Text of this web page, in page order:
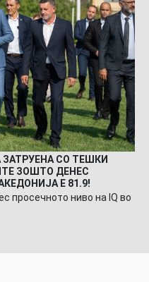
СО ТЕШКИ
ЗОШТО ДЕНЕС
Е 81.9!
просечното ниво на IQ во